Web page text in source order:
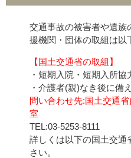
交通事故の被害者や遺族
援機関・団体の取組は以
【国土交通省の取組】
・短期入院・短期入所協
・介護者(親)なき後に備
問い合わせ先:国土交通
室
TEL:03-5253-8111
詳しくは以下の国土交通
さい。